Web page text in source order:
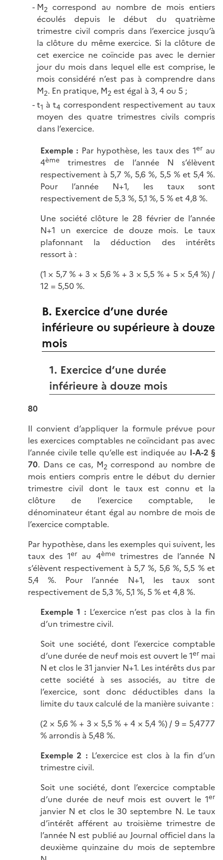
M2 correspond au nombre de mois entiers
écoulés depuis le début du quatrième
trimestre civil compris dans l’exercice jusqu’à
la clôture du même exercice. Si la clôture de
cet exercice ne coïncide pas avec le dernier
jour du mois dans lequel elle est comprise, le
mois considéré n’est pas à comprendre dans
M2. En pratique, M2 est égal à 3, 4 ou 5 ;
t1 à t4 correspondent respectivement au taux
moyen des quatre trimestres civils compris
dans l’exercice.
Exemple : Par hypothèse, les taux des 1erau
4ème
trimestres de l’année N s’élèvent
respectivement à 5,7 %, 5,6 %, 5,5 % et 5,4 %.
Pour l’année N+1, les taux sont
respectivement de 5,3 %, 5,1 %, 5 % et 4,8 %.
Une société clôture le 28 février de l’année
N+1 un exercice de douze mois. Le taux
plafonnant la déduction des intérêts
ressort à :
(1 × 5,7 % + 3 × 5,6 % + 3 × 5,5 % + 5 × 5,4 %) /
12 = 5,50 %.
B. Exercice d’une durée
inférieure ou supérieure à douze
mois
1. Exercice d’une durée
inférieure à douze mois
80
Il convient d’appliquer la formule prévue pour
les exercices comptables ne coïncidant pas avec
l’année civile telle qu’elle est indiquée au I-A-2 §
70. Dans ce cas, M2 correspond au nombre de
mois entiers compris entre le début du dernier
trimestre civil dont le taux est connu et la
clôture de l’exercice comptable, le
dénominateur étant égal au nombre de mois de
l’exercice comptable.
Par hypothèse, dans les exemples qui suivent, les
taux des 1er au 4ème trimestres de l’année N
s’élèvent respectivement à 5,7 %, 5,6 %, 5,5 %et
5,4 %. Pour l’année N+1, les taux sont
respectivement de 5,3 %, 5,1 %, 5 %et 4,8 %.
Exemple 1 :L’exercice n’est pas clos à la fin
d’un trimestre civil.
Soit une société, dont l’exercice comptable
d’une durée de neuf mois est ouvert le 1ermai
N et clos le 31 janvier N+1. Les intérêts dus par
cette société à ses associés, au titre de
l’exercice, sont donc déductibles dans la
limite du taux calculé de la manièresuivante :
(2 × 5,6 % + 3 × 5,5 % + 4 × 5,4 %) / 9 = 5,4777
% arrondis à 5,48 %.
Exemple 2 :L’exercice est clos à la fin d’un
trimestre civil.
Soit une société, dont l’exercice comptable
d’une durée de neuf mois est ouvert le 1er
janvier N et clos le 30 septembre N. Le taux
d’intérêt afférent au troisième trimestre de
l’année N est publié au Journal officiel dans la
deuxième quinzaine du mois de septembre